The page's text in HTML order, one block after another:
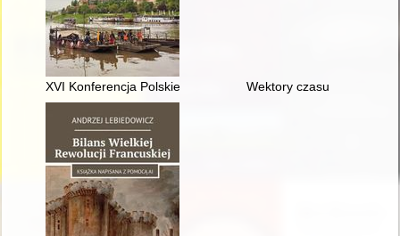
XVI Konferencja Polskiego Muzealnictwa Morskiego i
Wektory czasu